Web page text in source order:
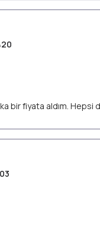
bir fiyata aldım.